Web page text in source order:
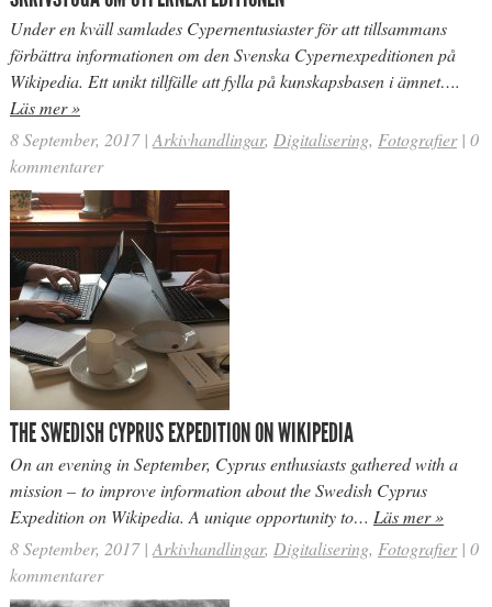
Under en kväll samlades Cypernentusiaster för att tillsammans
förbättra informationen om den Svenska Cypernexpeditionen på
Wikipedia. Ett unikt tillfälle att fylla på kunskapsbasen i ämnet….
Läs mer »
8 September, 2017 | Arkivhandlingar, Digitalisering, Fotografier | 0
kommentarer
THE SWEDISH CYPRUS EXPEDITION ON WIKIPEDIA
On an evening in September, Cyprus enthusiasts gathered with a
mission – to improve information about the Swedish Cyprus
Expedition on Wikipedia. A unique opportunity to… Läs mer »
8 September, 2017 | Arkivhandlingar, Digitalisering, Fotografier | 0
kommentarer